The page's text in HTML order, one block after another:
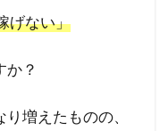
げない」
か？
増えたものの、